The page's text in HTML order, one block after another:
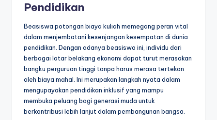
Pendidikan
Beasiswa potongan biaya kuliah memegang peran vital
dalam menjembatani kesenjangan kesempatan di dunia
pendidikan. Dengan adanya beasiswa ini, individu dari
berbagai latar belakang ekonomi dapat turut merasakan
bangku perguruan tinggi tanpa harus merasa tertekan
oleh biaya mahal. Ini merupakan langkah nyata dalam
mengupayakan pendidikan inklusif yang mampu
membuka peluang bagi generasi muda untuk
berkontribusi lebih lanjut dalam pembangunan bangsa.